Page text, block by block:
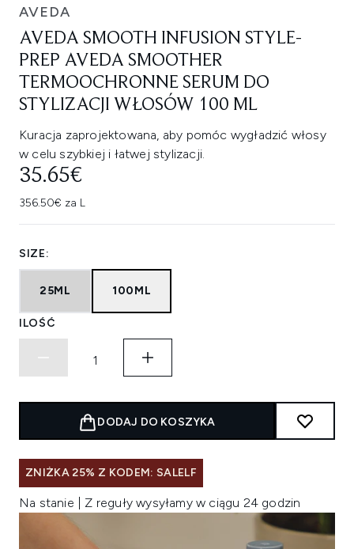
AVEDA
AVEDA SMOOTH INFUSION STYLE-
PREP AVEDA SMOOTHER
TERMOOCHRONNE SERUM DO
STYLIZACJI WŁOSÓW 100 ML
Kuracja zaprojektowana, aby pomóc wygładzić włosy
w celu szybkiej i łatwej stylizacji.
35.65€
356.50€ za L
SIZE:
25ML 100ML
ILOŚĆ
DODAJ DO KOSZYKA
ZNIŻKA 25% Z KODEM: SALELF
Na stanie | Z reguły wysyłamy w ciągu 24 godzin